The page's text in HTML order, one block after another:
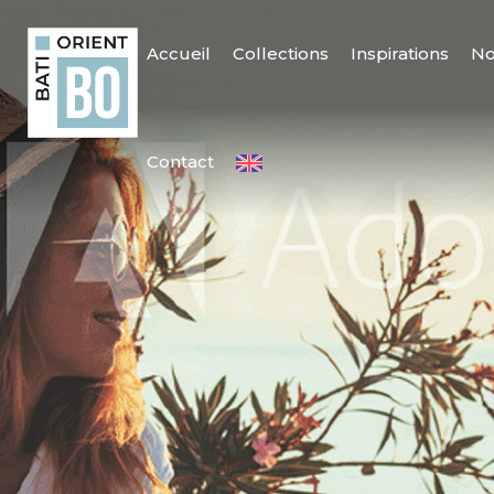
Accueil Collections Inspirations
Contact